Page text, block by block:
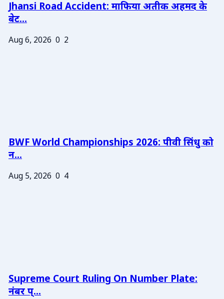
Jhansi Road Accident: माफिया अतीक अहमद के
बेट...
Aug 6, 2026 0 2
BWF World Championships 2026: पीवी सिंधु को
न...
Aug 5, 2026 0 4
Supreme Court Ruling On Number Plate:
नंबर प्...